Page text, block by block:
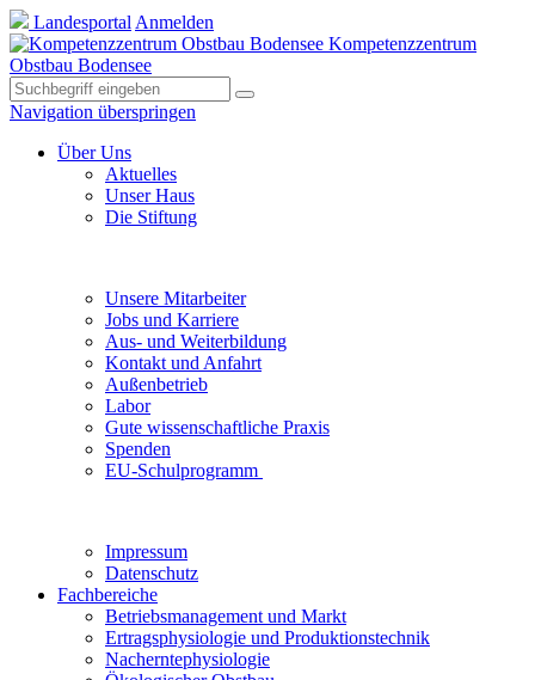
Landesportal Anmelden
Kompetenzzentrum
Obstbau Bodensee
Navigation überspringen
Über Uns
Aktuelles
Unser Haus
Die Stiftung
Unsere Mitarbeiter
Jobs und Karriere
Aus- und Weiterbildung
Kontakt und Anfahrt
Außenbetrieb
Labor
Gute wissenschaftliche Praxis
Spenden
EU-Schulprogramm
Impressum
Datenschutz
Fachbereiche
Betriebsmanagement und Markt
Ertragsphysiologie und Produktionstechnik
Nacherntephysiologie